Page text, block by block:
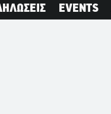
EVENTS